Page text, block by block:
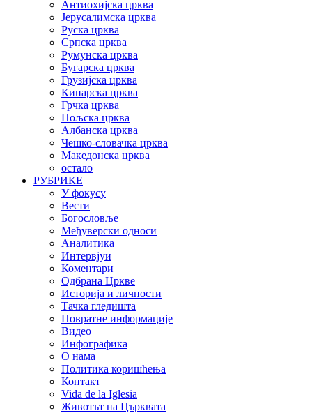
Антиохијска црква
Јерусалимска црква
Руска црква
Српска црква
Румунска црква
Бугарска црква
Грузијска црква
Кипарска црква
Грчка црква
Пољска црква
Албанска црква
Чешко-словачка црква
Македонска црква
остало
РУБРИКЕ
У фокусу
Вести
Богословље
Међуверски односи
Аналитика
Интервјуи
Коментари
Одбрана Цркве
Историја и личности
Тачка гледишта
Повратне информације
Видео
Инфографика
О нама
Политика коришћења
Контакт
Vida de la Iglesia
Животът на Църквата